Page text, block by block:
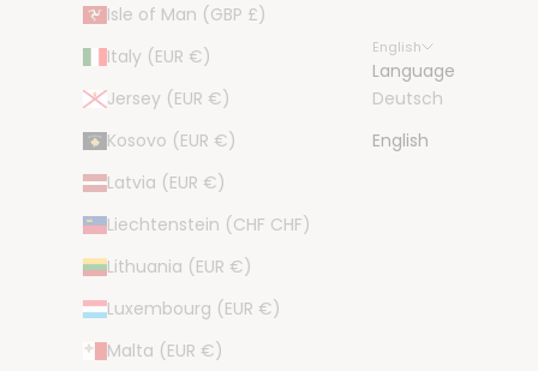
Isle of Man (GBP £)
Italy (EUR €)
Jersey (EUR €)
Kosovo (EUR €)
Latvia (EUR €)
Liechtenstein (CHF CHF)
Lithuania (EUR €)
Luxembourg (EUR €)
Malta (EUR €)
English
Language
Deutsch
English